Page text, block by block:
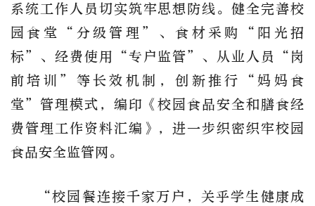
系统工作人员切实筑牢思想防线。健全完善校
园食堂
“分级管理”、食材采购“阳光招
标”、经费使用“专户监管”、从业人员“岗
前培训”等长效机制，创新推行“妈妈食
堂”管理模式，编印《校园食品安全和膳食经
费管理工作资料汇编》，进一步织密织牢校园
食品安全监管网。
“校园餐连接千家万户，关乎学生健康成